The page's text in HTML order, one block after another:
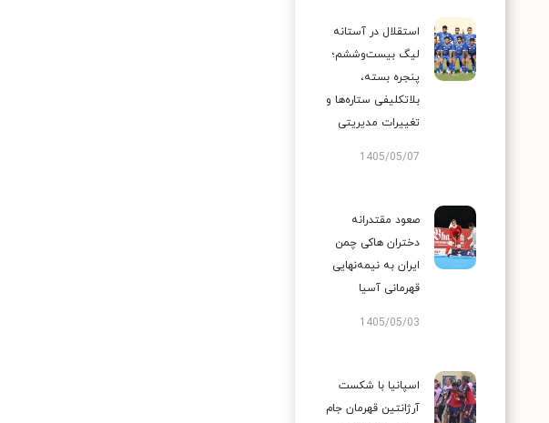
استقلال در آستانه
لیگ بیست‌وششم؛
پنجره بسته،
بلاتکلیفی ستاره‌ها و
تغییرات مدیریتی
1405/05/07
صعود مقتدرانه
دختران هاکی چمن
ایران به نیمه‌نهایی
قهرمانی آسیا
1405/05/03
اسپانیا با شکست
آرژانتین قهرمان جام